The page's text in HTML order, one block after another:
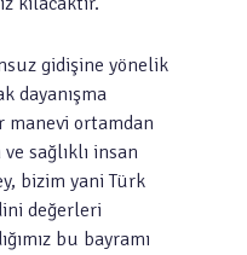
gidişine yönelik
dayanışma
ortamdan
sağlıklı insan
bizim yani Türk
değerleri
bu bayramı